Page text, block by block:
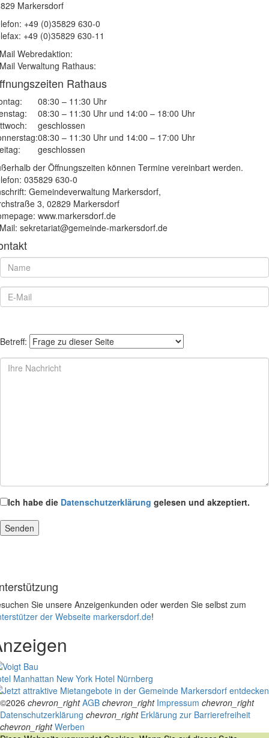
Markersdorf
+49 (0)35829 630-0
+49 (0)35829 630-11
Webredaktion:
Verwaltung Rathaus:
Rathaus
08:30 – 11:30 Uhr
08:30 – 11:30 Uhr und 14:00 – 18:00 Uhr
geschlossen
08:30 – 11:30 Uhr und 14:00 – 17:00 Uhr
geschlossen
der Öffnungszeiten können Termine vereinbart werden.
035829 630-0
Gemeindeverwaltung Markersdorf,
3, 02829 Markersdorf
www.markersdorf.de
sekretariat@gemeinde-markersdorf.de
Betreff:
Ich habe die Datenschutzerklärung gelesen und akzeptiert.
Sie unsere Anzeigenkunden oder werden Sie selbst zum
der Webseite markersdorf.de!
Manhattan New York Hotel Nürnberg
©2026 chevron_right AGB chevron_right Impressum chevron_right
Datenschutzerklärung chevron_right Erklärung zur Barrierefreiheit
chevron_right Werben